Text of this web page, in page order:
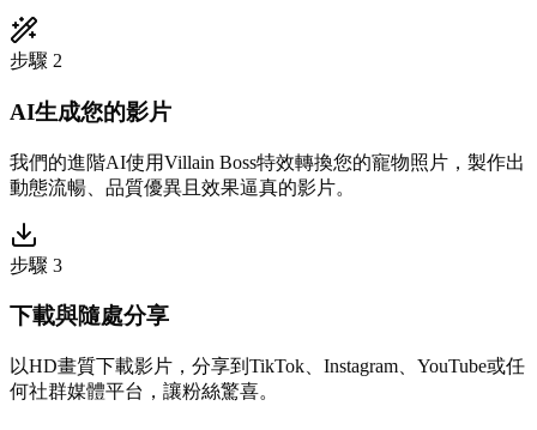
步驟 2
AI生成您的影片
我們的進階AI使用Villain Boss特效轉換您的寵物照片，製作出
動態流暢、品質優異且效果逼真的影片。
步驟 3
下載與隨處分享
以HD畫質下載影片，分享到TikTok、Instagram、YouTube或任
何社群媒體平台，讓粉絲驚喜。